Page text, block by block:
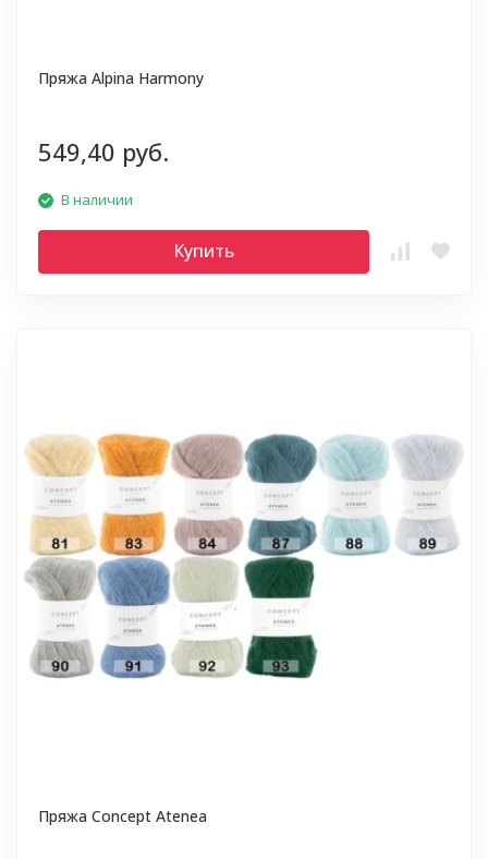
Пряжа Alpina Harmony
549,40 руб.
В наличии
Купить
Пряжа Concept Atenea